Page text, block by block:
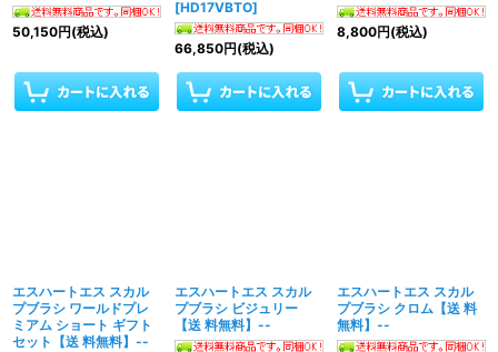
50,150円(税込)
[HD17VBTO]
66,850円(税込)
8,800円(税込)
エスハートエス スカル
プブラシ ワールドプレ
ミアム ショート ギフト
セット【送 料無料】--
エスハートエス スカル
プブラシ ビジュリー
【送 料無料】--
エスハートエス スカル
プブラシ クロム【送 料
無料】--